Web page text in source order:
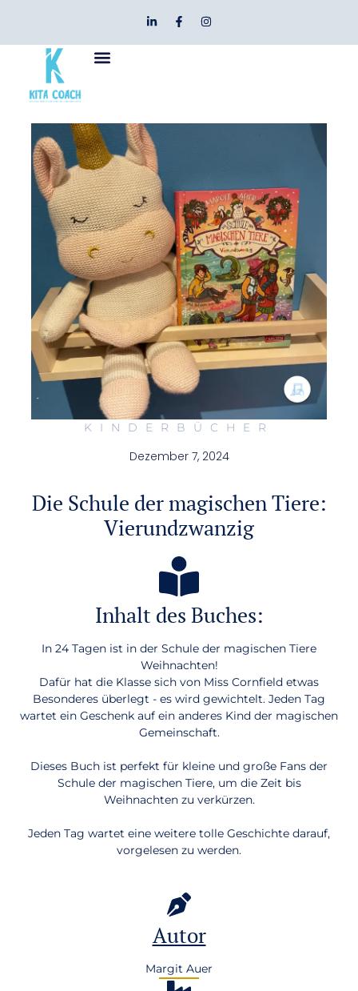
KINDERBÜCHER
Dezember 7, 2024
Die Schule der magischen Tiere:
Vierundzwanzig
Inhalt des Buches:​
In 24 Tagen ist in der Schule der magischen Tiere
Weihnachten!
Dafür hat die Klasse sich von Miss Cornfield etwas
Besonderes überlegt - es wird gewichtelt. Jeden Tag
wartet ein Geschenk auf ein anderes Kind der magischen
Gemeinschaft.
Dieses Buch ist perfekt für kleine und große Fans der
Schule der magischen Tiere, um die Zeit bis
Weihnachten zu verkürzen.
Jeden Tag wartet eine weitere tolle Geschichte darauf,
vorgelesen zu werden.
Autor
Margit Auer